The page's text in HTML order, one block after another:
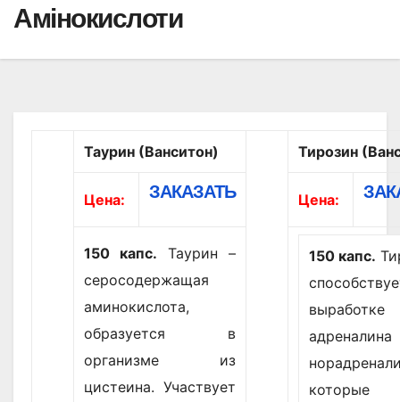
Амінокислоти
Таурин (Ванситон) Тирозин
Цена: ЗАКАЗАТЬ Цена:
150 капс. Таурин –
серосодержащая
аминокислота,
образуется в
организме из
цистеина. Участвует
150 капс.
выработке
которые